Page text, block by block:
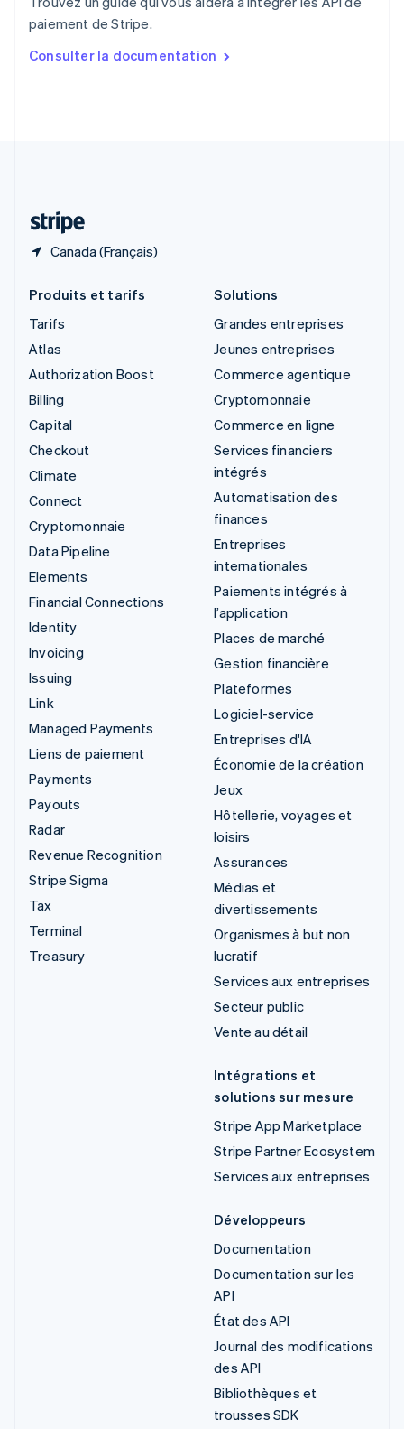
paiement de Stripe.
Consulter la documentation
Canada (Français)
Singapour
English 简体中文
English
Produits et tarifs
Tarifs
Atlas
Authorization Boost
Billing
Capital
Checkout
Climate
Connect
Cryptomonnaie
Data Pipeline
Elements
Financial Connections
Identity
Invoicing
Issuing
Link
Managed Payments
Liens de paiement
Payments
Payouts
Radar
Revenue Recognition
Stripe Sigma
Tax
Terminal
Treasury
Solutions
Grandes entreprises
Jeunes entreprises
Commerce agentique
Cryptomonnaie
Commerce en ligne
Services financiers
intégrés
Automatisation des
finances
Entreprises
internationales
Paiements intégrés à
l’application
Places de marché
Gestion financière
Plateformes
Logiciel-service
Entreprises d'IA
Économie de la création
Jeux
Hôtellerie, voyages et
loisirs
Assurances
Médias et
divertissements
Organismes à but non
lucratif
Services aux entreprises
Secteur public
Vente au détail
Intégrations et
solutions sur mesure
Stripe App Marketplace
Stripe Partner Ecosystem
Services aux entreprises
Développeurs
Documentation
Documentation sur les
API
État des API
Journal des modifications
des API
Bibliothèques et
trousses SDK